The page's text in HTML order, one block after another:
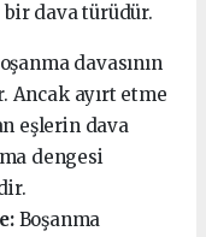
dava türüdür.
davasının
Ancak ayırt etme
eşlerin dava
dengesi
Boşanma